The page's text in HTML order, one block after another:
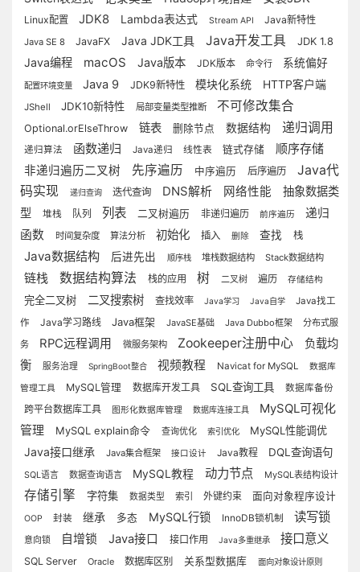
Linux配置 JDK8 Lambda表达式 Stream API Java新特性
Java SE 8 JavaFX Java JDK工具 Java开发工具 JDK 1.8
Java编程 macOS Java版本 JDK版本 命令行 系统偏好
配置环境变量 Java 9 JDK9新特性 模块化系统 HTTP客户端
JShell JDK10新特性 局部变量类型推断 不可修改集合
Optional.orElseThrow 链表 删除节点 数据结构 递归调用
递归算法 函数递归 Java递归 线性表 链式存储 顺序存储
非递归遍历二叉树 先序遍历 中序遍历 后序遍历
Java代
码实现
递归查询 迭代查询 DNS解析 网络性能
抽象数据类
型
堆栈 队列 列表 二叉树遍历 非递归遍历 前序遍历
递归
函数
时间复杂度 算法分析 初始化 插入 删除 查找 栈
Java数据结构 后进先出 顺序栈 堆栈数据结构 Stack数据结构
链栈 数据结构算法 栈的应用 树 二叉树 遍历 存储结构
完全二叉树 二叉搜索树 查找效率 Java学习 Java自学
Java找工
作
Java学习路线 Java框架 JavaSE基础 Java Dubbo框架
分布式服
务
RPC远程调用 微服务架构 Zookeeper注册中心
负载均
衡
服务治理 SpringBoot整合 视频教程 Navicat for MySQL 数据库
管理工具 MySQL管理 数据库开发工具 SQL查询工具 数据库备份
跨平台数据库工具 图形化数据库管理 数据库连接工具
MySQL可视化
管理
MySQL explain命令 查询优化 索引优化 MySQL性能调优
Java接口继承 Java集合框架 接口设计 Java教程 DQL查询语句
SQL语言 数据查询语言 MySQL教程 动力节点 MySQL表结构设计
存储引擎 字符集 数据类型 索引 外键约束 面向对象程序设计
OOP 封装 继承 多态 MySQL行锁 InnoDB锁机制 读写锁
意向锁 自增锁 Java接口 接口作用 Java多重继承 接口意义
SQL Server Oracle 数据库区别 关系型数据库 面向对象设计原则